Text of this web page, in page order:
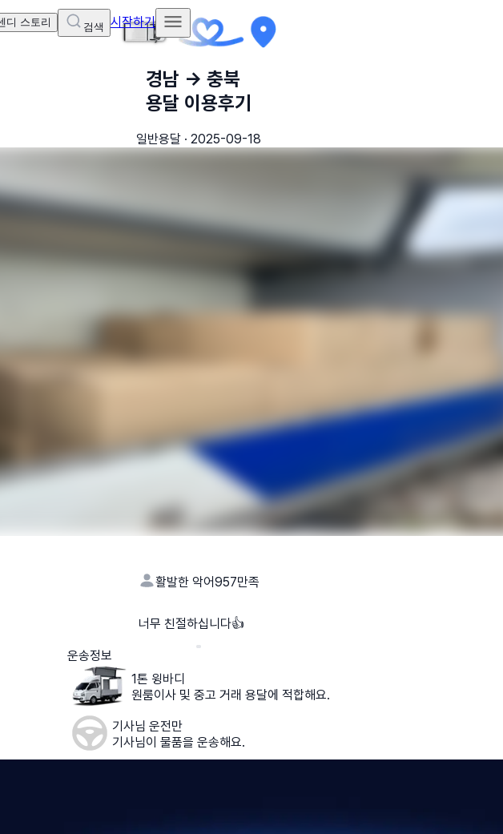
디 스토리 검색 시작하기
경남 → 충북
용달 이용후기
일반용달 · 2025-09-18
활발한 악어957만족
너무 친절하십니다👍
운송정보
1톤 윙바디
원룸이사 및 중고 거래 용달에 적합해요.
기사님 운전만
기사님이 물품을 운송해요.